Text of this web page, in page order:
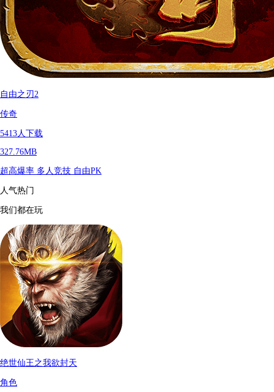
自由之刃2
传奇
5413 人下载
327.76MB
超高爆率 多人竞技 自由PK
人气热门
我们都在玩
绝世仙王之我欲封天
角色